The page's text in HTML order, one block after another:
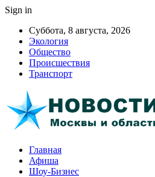
Sign in
Суббота, 8 августа, 2026
Экология
Общество
Происшествия
Транспорт
Главная
Афиша
Шоу-Бизнес